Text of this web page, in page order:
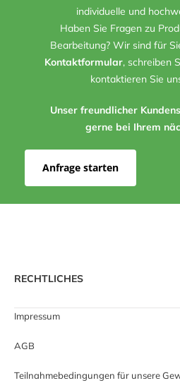
individuelle und
Haben Sie Fragen zu
Bearbeitung? Wir sind für
Kontaktformular, schreiben
kontaktieren Sie
Unser freundlicher
gerne bei Ihrem
Anfrage starten
RECHTLICHES
Impressum
AGB
Teilnahmebedingungen für unsere